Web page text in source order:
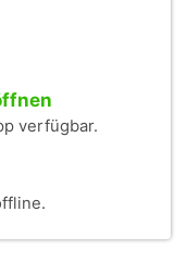
verfügbar.